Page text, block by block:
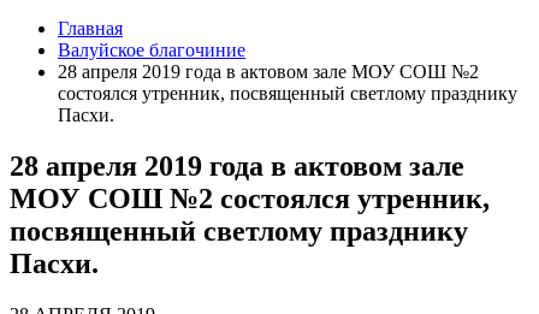
Главная
Валуйское благочиние
28 апреля 2019 года в актовом зале МОУ СОШ №2
состоялся утренник, посвященный светлому празднику
Пасхи.
28 апреля 2019 года в актовом зале
МОУ СОШ №2 состоялся утренник,
посвященный светлому празднику
Пасхи.